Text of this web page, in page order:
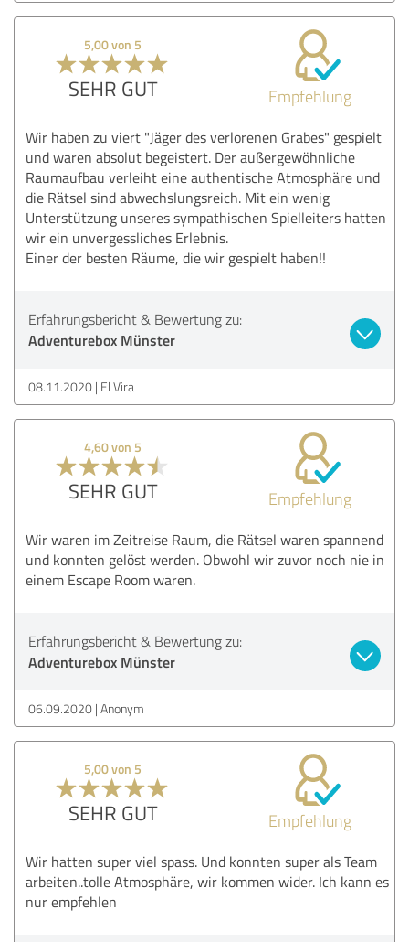
5,00 von 5
SEHR GUT Empfehlung
Wir haben zu viert "Jäger des verlorenen Grabes" gespielt
und waren absolut begeistert. Der außergewöhnliche
Raumaufbau verleiht eine authentische Atmosphäre und
die Rätsel sind abwechslungsreich. Mit ein wenig
Unterstützung unseres sympathischen Spielleiters hatten
wir ein unvergessliches Erlebnis.
Einer der besten Räume, die wir gespielt haben!!
Erfahrungsbericht & Bewertung zu:
Adventurebox Münster
08.11.2020 El Vira
4,60 von 5
SEHR GUT Empfehlung
Wir waren im Zeitreise Raum, die Rätsel waren spannend
und konnten gelöst werden. Obwohl wir zuvor noch nie in
einem Escape Room waren.
Erfahrungsbericht & Bewertung zu:
Adventurebox Münster
06.09.2020 Anonym
5,00 von 5
SEHR GUT Empfehlung
Wir hatten super viel spass. Und konnten super als Team
arbeiten..tolle Atmosphäre, wir kommen wider. Ich kann es
nur empfehlen